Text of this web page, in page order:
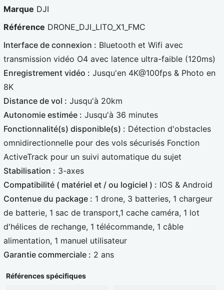
l
e
u
e
c
a
r
d
Marque DJI
Référence DRONE_DJI_LITO_X1_FMC
Interface de connexion : Bluetooth et Wifi avec
transmission vidéo O4 avec latence ultra-faible (120ms)
Enregistrement vidéo : Jusqu'en 4K@100fps & Photo en
8K
Distance de vol : Jusqu'à 20km
Autonomie estimée : Jusqu'à 36 minutes
Fonctionnalité(s) disponible(s) : Détection d'obstacles
omnidirectionnelle pour des vols sécurisés Fonction
ActiveTrack pour un suivi automatique du sujet
Stabilisation : 3-axes
Compatibilité ( matériel et / ou logiciel ) : IOS & Android
Contenue du package : 1 drone, 3 batteries, 1 chargeur
de batterie, 1 sac de transport,1 cache caméra, 1 lot
d'hélices de rechange, 1 télécommande, 1 câble
alimentation, 1 manuel utilisateur
Garantie commerciale : 2 ans
Références spécifiques